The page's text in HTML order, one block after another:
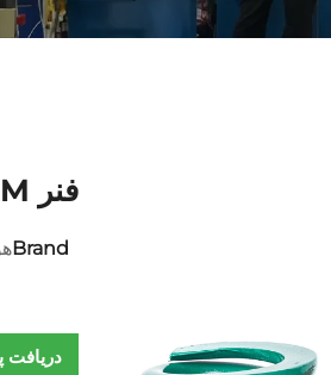
فنر OEM فنر فولاد کربن فولاد فنر مارپیچ فشرده
Brand
دریافت